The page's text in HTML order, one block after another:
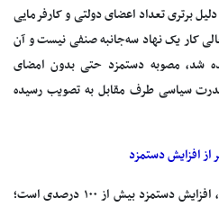
برتری تعداد اعضای دولتی و کارفرمایی
کار یک نهاد سه‌جانبه‌ صنفی نیست و آن‌
شد، مصوبه دستمزد حتی بدون امضای
قدرت سیاسی طرف مقابل به تصویب رسیده
افزایش دستمزد
مطالبه کارزاری که به راه افتاده است، افزایش دستمزد بیش از ۱۰۰ درصدی است؛